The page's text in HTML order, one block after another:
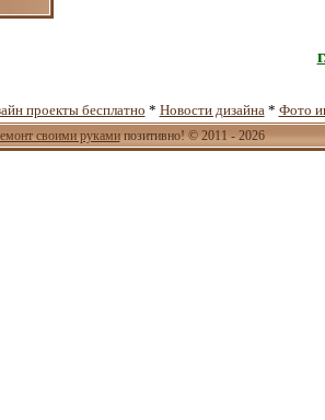
проекты бесплатно * Новости дизайна * Фото
своими рукамипозитивно! © 2011 - 2026